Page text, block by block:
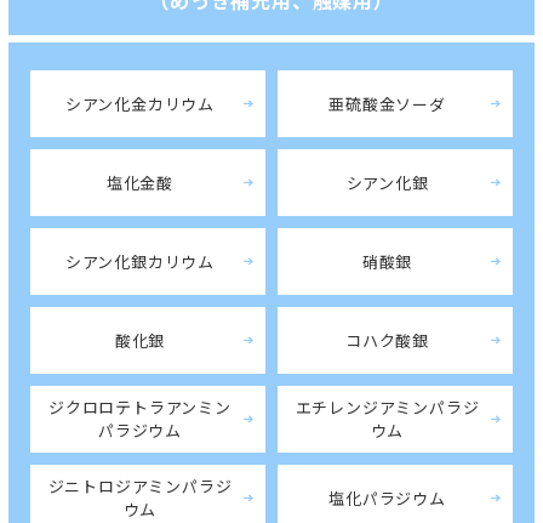
シアン化金カリウム 亜硫酸金ソーダ
塩化金酸 シアン化銀
シアン化銀カリウム 硝酸銀
酸化銀 コハク酸銀
ジクロロテトラアンミン
パラジウム
エチレンジアミンパラジ
ウム
ジニトロジアミンパラジ
ウム
塩化パラジウム